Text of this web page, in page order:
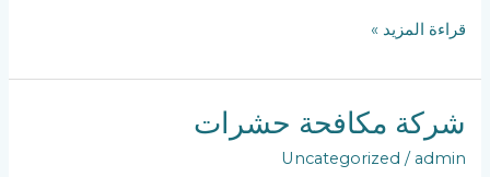
مكافحة
الكويت
قراءة المزيد »
شركة مكافحة حشرات
Uncategorized / admin